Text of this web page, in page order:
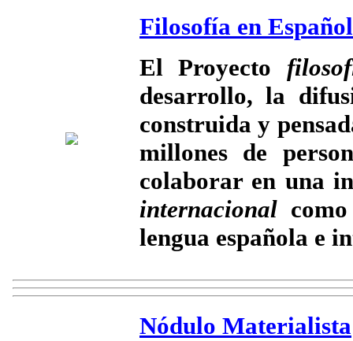
Filosofía en Español
El Proyecto
desarrollo, la
construida y
millones de
colaborar en una
internacional
lengua española e
Nódulo Materialista